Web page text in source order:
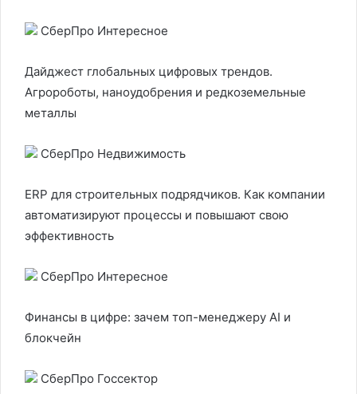
СберПро Интересное
Дайджест глобальных цифровых трендов.
Агророботы, наноудобрения и редкоземельные
металлы
СберПро Недвижимость
ERP для строительных подрядчиков. Как компании
автоматизируют процессы и повышают свою
эффективность
СберПро Интересное
Финансы в цифре: зачем топ-менеджеру AI и
блокчейн
СберПро Госсектор